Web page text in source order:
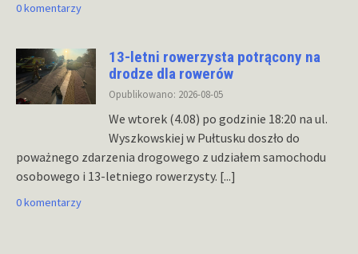
0 komentarzy
13-letni rowerzysta potrącony na
drodze dla rowerów
Opublikowano: 2026-08-05
We wtorek (4.08) po godzinie 18:20 na ul.
Wyszkowskiej w Pułtusku doszło do
poważnego zdarzenia drogowego z udziałem samochodu
osobowego i 13-letniego rowerzysty. [...]
0 komentarzy